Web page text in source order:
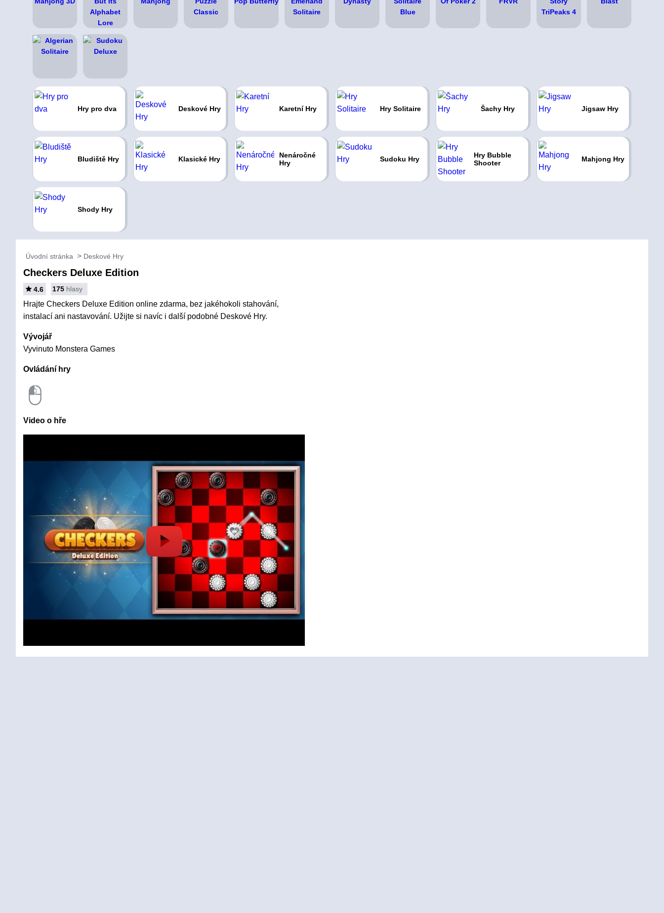
Hry pro dva Deskové Hry Karetní Hry Hry Solitaire Šachy Hry Jigsaw Hry
Bludiště Hry Klasické Hry
Nenáročné
Hry
Sudoku Hry
Hry Bubble
Shooter
Mahjong Hry
Shody Hry
Úvodní stránka Deskové Hry
Checkers Deluxe Edition
4.6 175 hlasy
Hrajte Checkers Deluxe Edition online zdarma, bez jakéhokoli stahování,
instalací ani nastavování. Užijte si navíc i další podobné Deskové Hry.
Vývojář
Vyvinuto Monstera Games
Ovládání hry
Video o hře